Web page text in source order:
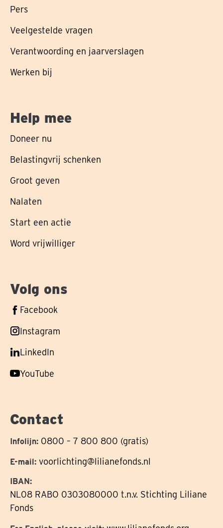
Pers
Veelgestelde vragen
Verantwoording en jaarverslagen
Werken bij
Help mee
Doneer nu
Belastingvrij schenken
Groot geven
Nalaten
Start een actie
Word vrijwilliger
Volg ons
Volg
op
Facebook
Volg
op
Instagram
Volg
op
LinkedIn
Volg
YouTube
Contact
Infolijn: 0800 – 7 800 800 (gratis)
E-mail: voorlichting@lilianefonds.nl
IBAN:
NL08 RABO 0303080000 t.n.v. Stichting Liliane
Fonds